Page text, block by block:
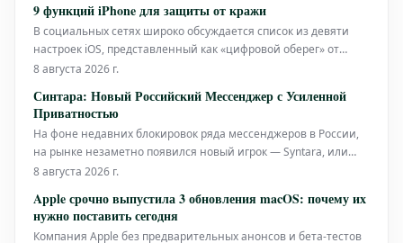
некоторые функции все еще доступны только по подписке. В
этой стать
9 функций iPhone для защиты от кражи
В социальных сетях широко обсуждается список из девяти
настроек iOS, представленный как «цифровой оберег» от
кражи. Основная идея проста: активировав эти функции, вы
практически невозможным перепрошивку или взлом
устройства. Несмотря на смелые об
8 августа 2026 г.
Синтара: Новый Российский Мессенджер с Усиленной
Приватностью
На фоне недавних блокировок ряда мессенджеров в России,
на рынке незаметно появился новый игрок — Syntara, или
Синтара. Это отечественное приложение выделяется
секретные чаты со сквозным шифрованием. После
знакомства с его функциями, такими ка
8 августа 2026 г.
Apple срочно выпустила 3 обновления macOS: почему их
нужно поставить сегодня
Компания Apple без предварительных анонсов и бета-тестов